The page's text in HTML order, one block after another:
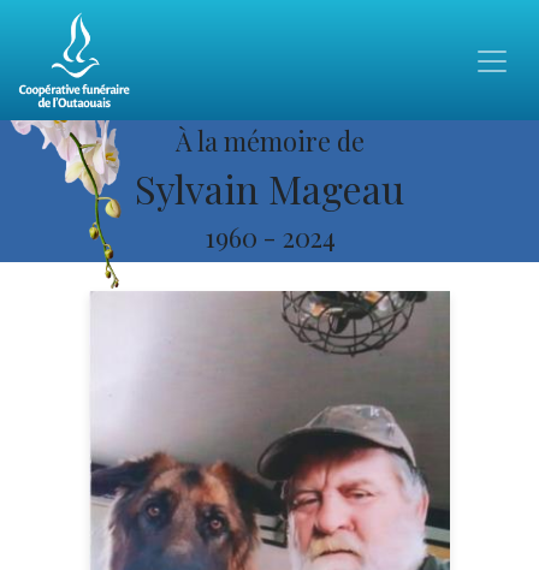
À la mémoire de
Sylvain Mageau
1960 - 2024